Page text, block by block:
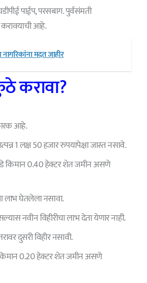
पाईप, परसबाग. पुर्वसंमती
आहे.
मदत जाहीर
करावा?
आहे.
1 लक्ष 50 हजार रुपयापेक्षा जास्त नसावे.
किमान 0.40 हेक्टर शेत जमीन असणे
लाभ घेतलेला नसावा.
नवीन विहीरीचा लाभ देता येणार नाही.
दुसरी विहीर नसावी.
किमान 0.20 हेक्टर शेत जमीन असणे